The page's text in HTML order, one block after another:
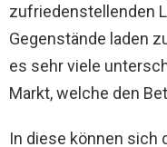
zufriedenstellenden
Gegenstände laden
es sehr viele
Markt, welche den
In diese können sich